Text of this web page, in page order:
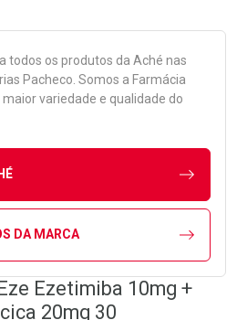
todos os produtos da Aché nas
Pacheco. Somos a Farmácia
maior variedade e qualidade do
DA MARCA
Ezetimiba 10mg +
20mg 30